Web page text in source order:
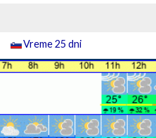
Vreme 25 dni